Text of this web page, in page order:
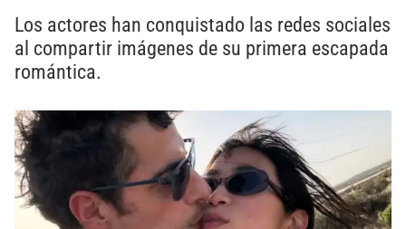
Los actores han conquistado las redes sociales
al compartir imágenes de su primera escapada
romántica.